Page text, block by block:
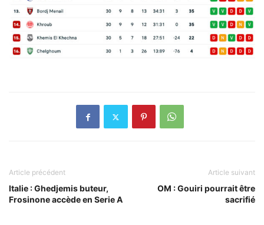
Article précédent
Italie : Ghedjemis buteur,
Frosinone accède en Serie A
Article suivant
OM : Gouiri pourrait être
sacrifié